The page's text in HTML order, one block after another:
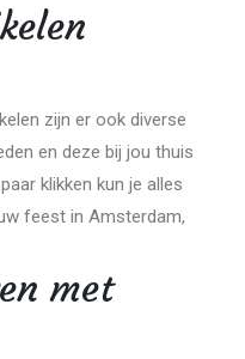
zijn er ook diverse
en deze bij jou thuis
klikken kun je alles
feest in Amsterdam,
met